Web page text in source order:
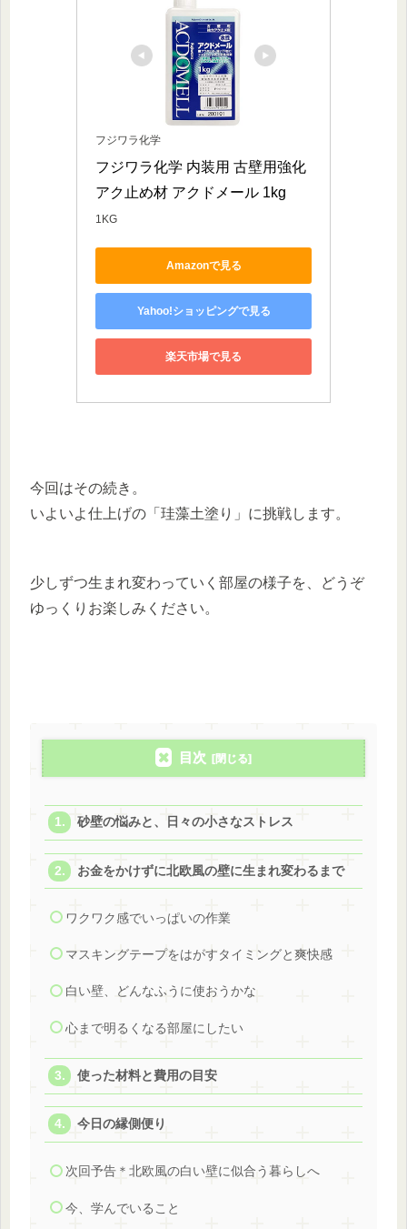
フジワラ化学
フジワラ化学 内装用 古壁用強化
アク止め材 アクドメール 1kg
1KG
Amazonで見る
Yahoo!ショッピングで見る
楽天市場で見る
今回はその続き。
いよいよ仕上げの「珪藻土塗り」に挑戦します。
少しずつ生まれ変わっていく部屋の様子を、どうぞ
ゆっくりお楽しみください。
目次
砂壁の悩みと、日々の小さなストレス
お金をかけずに北欧風の壁に生まれ変わるまで
ワクワク感でいっぱいの作業
マスキングテープをはがすタイミングと爽快感
白い壁、どんなふうに使おうかな
心まで明るくなる部屋にしたい
使った材料と費用の目安
今日の縁側便り
次回予告＊北欧風の白い壁に似合う暮らしへ
今、学んでいること